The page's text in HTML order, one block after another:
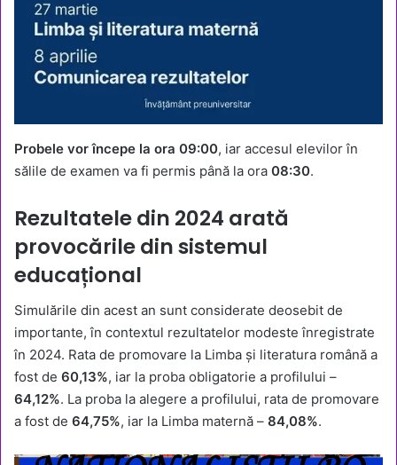
Probele vor începe la ora 09:00, iar accesul elevilor în
sălile de examen va fi permis până la ora 08:30.
Rezultatele din 2024 arată
provocările din sistemul
educațional
Simulările din acest an sunt considerate deosebit de
importante, în contextul rezultatelor modeste înregistrate
în 2024. Rata de promovare la Limba și literatura română a
fost de 60,13%, iar la proba obligatorie a profilului –
64,12%. La proba la alegere a profilului, rata de promovare
a fost de 64,75%, iar la Limba maternă – 84,08%.